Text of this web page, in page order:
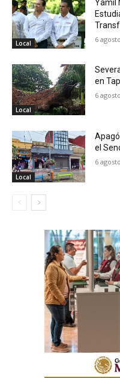
Local
Yamil
6
Local
en
6
Local
el
6